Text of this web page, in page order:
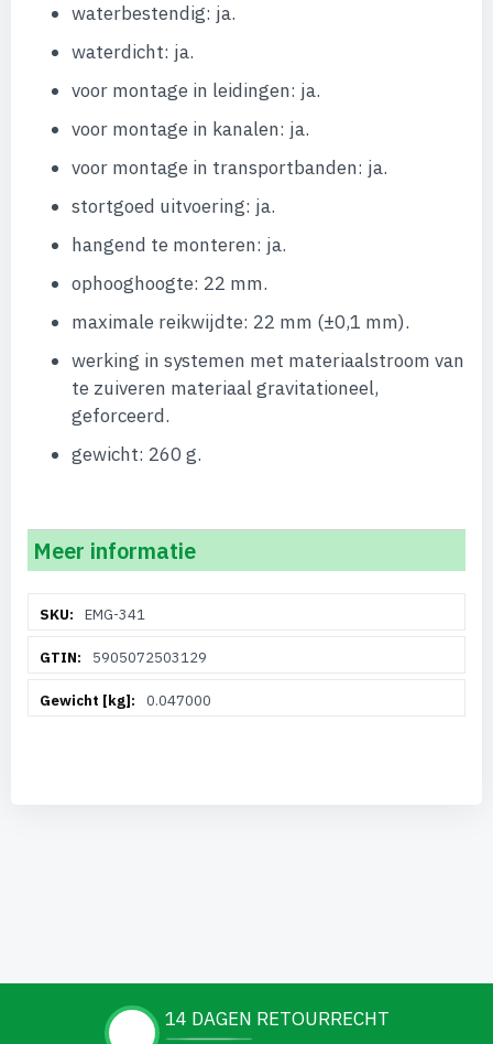
waterbestendig: ja.
waterdicht: ja.
voor montage in leidingen: ja.
voor montage in kanalen: ja.
voor montage in transportbanden: ja.
stortgoed uitvoering: ja.
hangend te monteren: ja.
ophooghoogte: 22 mm.
maximale reikwijdte: 22 mm (±0,1 mm).
werking in systemen met materiaalstroom van
te zuiveren materiaal gravitationeel,
geforceerd.
gewicht: 260 g.
Meer informatie
informatieEMG-341
5905072503129
0.047000
14 DAGEN RETOURRECHT